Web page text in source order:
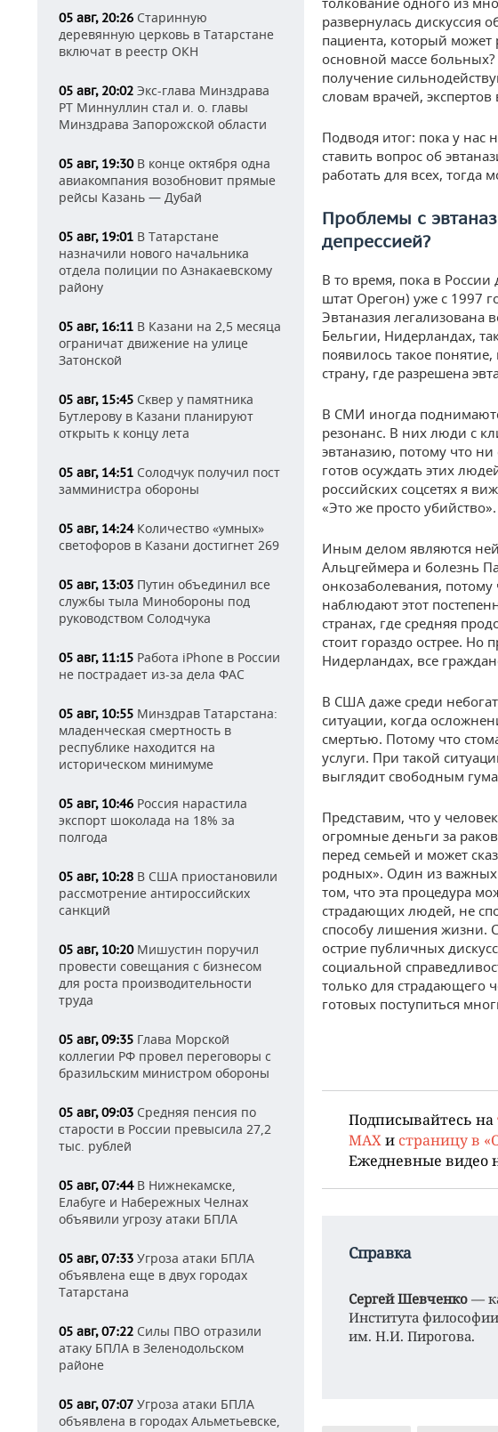
05 авг, 20:26 Старинную
деревянную церковь в Татарстане
включат в реестр ОКН
05 авг, 20:02 Экс-глава Минздрава
РТ Миннуллин стал и. о. главы
Минздрава Запорожской области
05 авг, 19:30В конце октября одна
авиакомпания возобновит прямые
рейсы Казань — Дубай
05 авг, 19:01 В Татарстане
назначили нового начальника
отдела полиции по Азнакаевскому
району
05 авг, 16:11 В Казани на 2,5 месяца
ограничат движение на улице
Затонской
05 авг, 15:45 Сквер у памятника
Бутлерову в Казани планируют
открыть к концу лета
05 авг, 14:51 Солодчук получил пост
замминистра обороны
05 авг, 14:24Количество «умных»
светофоров в Казани достигнет 269
05 авг, 13:03 Путин объединил все
службы тыла Минобороны под
руководством Солодчука
05 авг, 11:15 Работа iPhone в России
не пострадает из-за дела ФАС
05 авг, 10:55 Минздрав Татарстана:
младенческая смертность в
республике находится на
историческом минимуме
05 авг, 10:46 Россия нарастила
экспорт шоколада на 18% за
полгода
05 авг, 10:28 В США приостановили
рассмотрение антироссийских
санкций
05 авг, 10:20Мишустин поручил
провести совещания с бизнесом
для роста производительности
труда
05 авг, 09:35 Глава Морской
коллегии РФ провел переговоры с
бразильским министром обороны
05 авг, 09:03 Средняя пенсия по
старости в России превысила 27,2
тыс. рублей
05 авг, 07:44В Нижнекамске,
Елабуге и Набережных Челнах
объявили угрозу атаки БПЛА
05 авг, 07:33 Угроза атаки БПЛА
объявлена еще в двух городах
Татарстана
05 авг, 07:22 Силы ПВО отразили
атаку БПЛА в Зеленодольском
районе
05 авг, 07:07 Угроза атаки БПЛА
объявлена в городах Альметьевске,
развернулась дискуссия
пациента, который может
основной массе
получение
словам врачей,
Подводя итог: пока у нас
ставить вопрос об
работать для всех,
Проблемы с
депрессией?
В то время, пока в
штат Орегон) уже с 1997
Эвтаназия легализована
Бельгии, Нидерландах,
появилось такое
страну, где разрешена
В СМИ иногда
резонанс. В них люди с
эвтаназию, потому что
готов осуждать этих
российских соцсетях я
«Это же просто убийство».
Иным делом являются
Альцгеймера и болезнь
онкозаболевания, потому
наблюдают этот
странах, где средняя
стоит гораздо острее. Но
Нидерландах, все
В США даже среди
ситуации, когда
смертью. Потому что
услуги. При такой
выглядит свободным
Представим, что у
огромные деньги за
перед семьей и может
родных». Один из важных
том, что эта процедура
страдающих людей, не
способу лишения жизни.
острие публичных
социальной
только для страдающего
готовых поступиться
Подписывайтесь на
MAX и страницу в
Ежедневные видео
Справка
Сергей Шевченко —
Института
им. Н.И. Пирогова.